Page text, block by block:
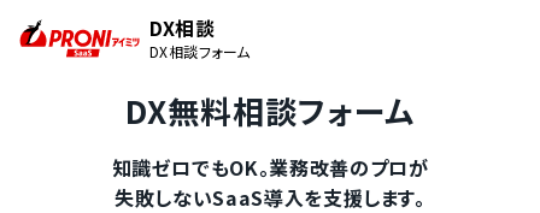
DX相談
DX相談フォーム
DX無料相談フォーム
知識ゼロでもOK。業務改善のプロが
失敗しないSaaS導入を支援します。